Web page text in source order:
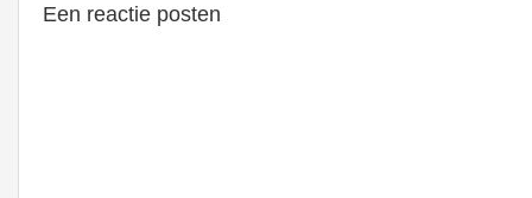
Een reactie posten